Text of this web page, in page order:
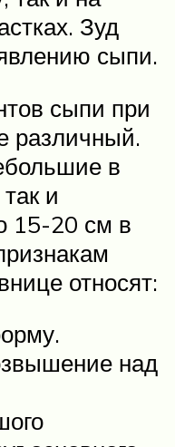
Зуд
сыпи.
сыпи при
различный.
в
и
15-20 см в
относят:
над